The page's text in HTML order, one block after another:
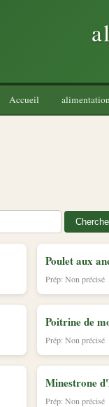
Accueil
Poulet aux
Prép: Non précisé
Poitrine de
Prép: Non précisé
Minestrone
Prép: Non précisé